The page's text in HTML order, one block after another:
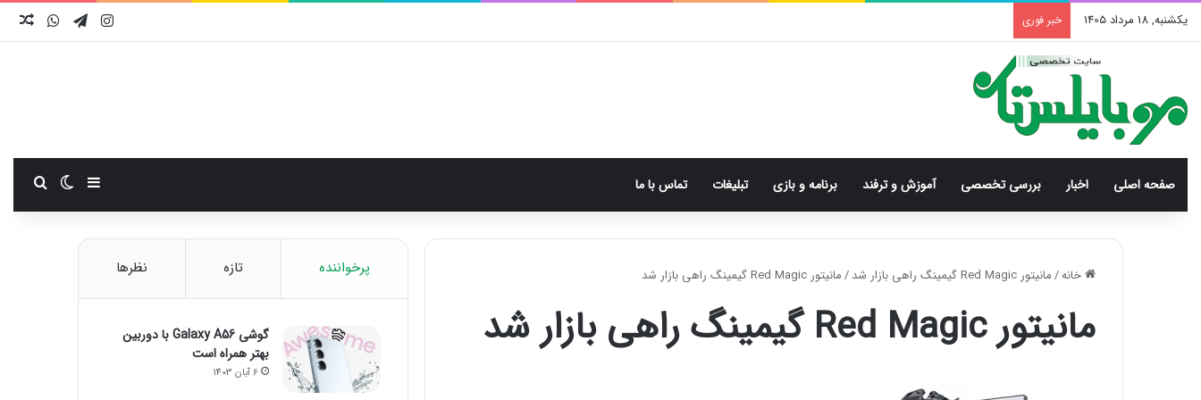
یکشنبه, 18 مرداد 1405 خبر فوری اینستاگرام
تلگرام واتس
صفحه اصلی اخبار بررسی‌ تخصصی آموزش و ترفند برنامه و بازی تبلیغات تماس با ما سایدبارتغییر
خانه/مانیتور Red Magic گیمینگ راهی بازار شد /مانیتور Red Magic گیمینگ راهی بازار شد
مانیتور Red Magic گیمینگ راهی بازار شد
پرخواننده تازه نظرها
گوشی Galaxy A56 با دوربین
بهتر همراه است
6 آبان 1403